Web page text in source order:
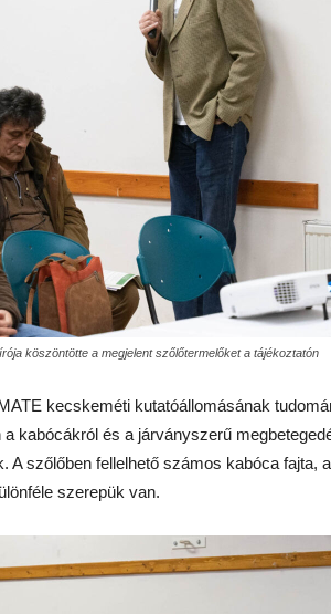
köszöntötte a megjelent szőlőtermelőket a tájékoztatón
kecskeméti kutatóállomásának
kabócákról és a járványszerű
A szőlőben fellelhető számos kabóca fajta,
szerepük van.